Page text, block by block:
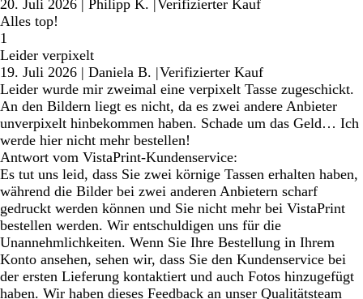
20. Juli 2026 | Philipp K. |Verifizierter Kauf
Alles top!
1
Leider verpixelt
19. Juli 2026 | Daniela B. |Verifizierter Kauf
Leider wurde mir zweimal eine verpixelt Tasse zugeschickt.
An den Bildern liegt es nicht, da es zwei andere Anbieter
unverpixelt hinbekommen haben. Schade um das Geld… Ich
werde hier nicht mehr bestellen!
Antwort vom VistaPrint-Kundenservice:
Es tut uns leid, dass Sie zwei körnige Tassen erhalten haben,
während die Bilder bei zwei anderen Anbietern scharf
gedruckt werden können und Sie nicht mehr bei VistaPrint
bestellen werden. Wir entschuldigen uns für die
Unannehmlichkeiten. Wenn Sie Ihre Bestellung in Ihrem
Konto ansehen, sehen wir, dass Sie den Kundenservice bei
der ersten Lieferung kontaktiert und auch Fotos hinzugefügt
haben. Wir haben dieses Feedback an unser Qualitätsteam